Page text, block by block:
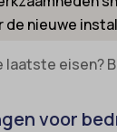
de nieuwe
eisen?
voor